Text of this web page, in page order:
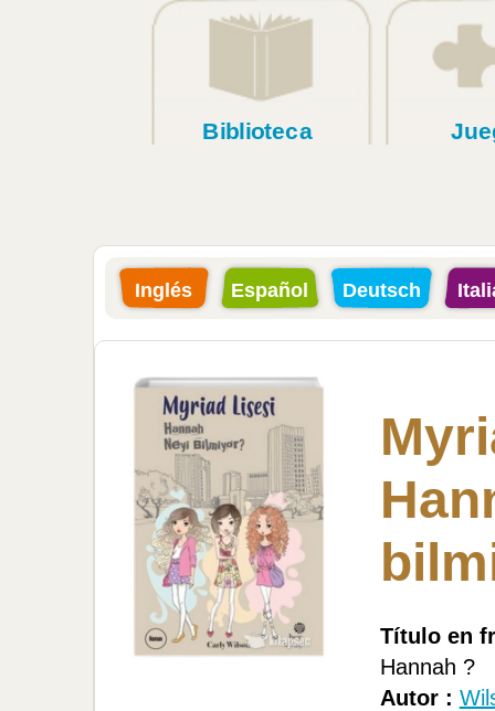
Biblioteca
Inglés Español Deutsch
Título en
Hannah ?
Autor :